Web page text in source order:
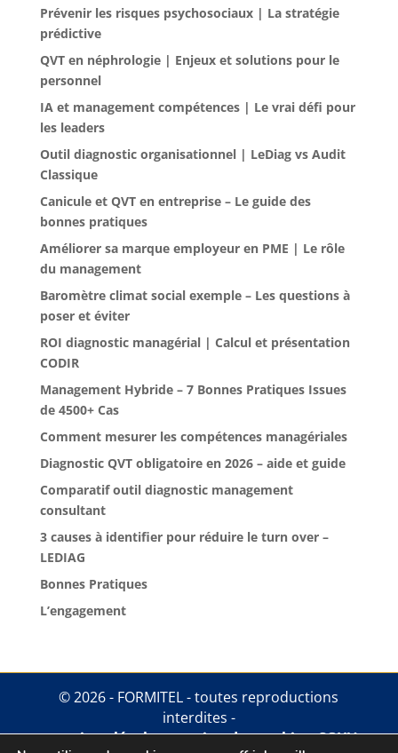
Prévenir les risques psychosociaux | La stratégie
prédictive
QVT en néphrologie | Enjeux et solutions pour le
personnel
IA et management compétences | Le vrai défi pour
les leaders
Outil diagnostic organisationnel | LeDiag vs Audit
Classique
Canicule et QVT en entreprise – Le guide des
bonnes pratiques
Améliorer sa marque employeur en PME | Le rôle
du management
Baromètre climat social exemple – Les questions à
poser et éviter
ROI diagnostic managérial | Calcul et présentation
CODIR
Management Hybride – 7 Bonnes Pratiques Issues
de 4500+ Cas
Comment mesurer les compétences managériales
Diagnostic QVT obligatoire en 2026 – aide et guide
Comparatif outil diagnostic management
consultant
3 causes à identifier pour réduire le turn over –
LEDIAG
Bonnes Pratiques
L’engagement
© 2026 - FORMITEL - toutes reproductions
interdites -
mentions légales.gestion des cookies.CGUV